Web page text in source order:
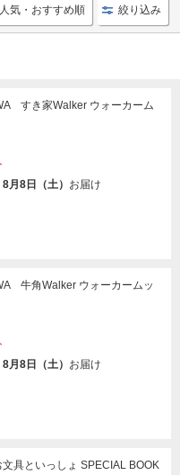
楽 思想 歴史
人気・おすすめ順 絞り込み
すき家Walker ウォーカーム
月8日（土） お届け
牛角Walker ウォーカームッ
月8日（土） お届け
具といっしょ SPECIAL BOOK